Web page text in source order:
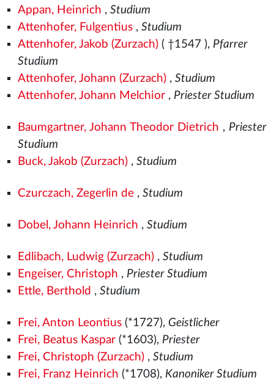
Appan, Heinrich , Studium
Attenhofer, Fulgentius, Studium
Attenhofer, Jakob (Zurzach)( †1547 ), Pfarrer
Studium
Attenhofer, Johann (Zurzach), Studium
Attenhofer, Johann Melchior, Priester Studium
Baumgartner, Johann Theodor Dietrich , Priester
Studium
Buck, Jakob (Zurzach), Studium
Czurczach, Zegerlin de, Studium
Dobel, Johann Heinrich , Studium
Edlibach, Ludwig (Zurzach), Studium
Engeiser, Christoph , Priester Studium
Ettle, Berthold , Studium
Frei, Anton Leontius(*1727), Geistlicher
Frei, Beatus Kaspar(*1603), Priester
Frei, Christoph (Zurzach), Studium
Frei, Franz Heinrich (*1708), Kanoniker Studium